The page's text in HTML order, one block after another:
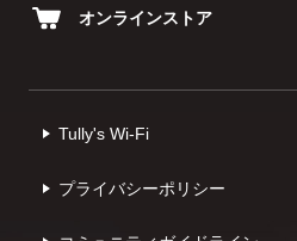
オンラインストア
Tully's Wi-Fi
プライバシーポリシー